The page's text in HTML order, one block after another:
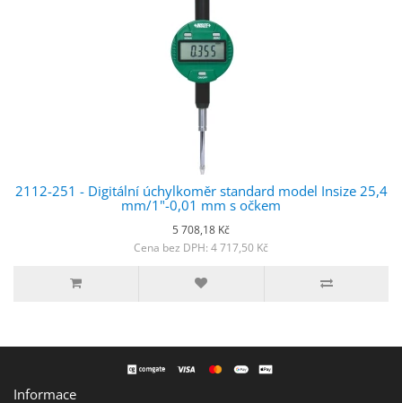
2112-251 - Digitální úchylkoměr standard model Insize 25,4
mm/1"-0,01 mm s očkem
5 708,18 Kč
Cena bez DPH: 4 717,50 Kč
Informace